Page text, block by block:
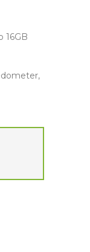
16GB